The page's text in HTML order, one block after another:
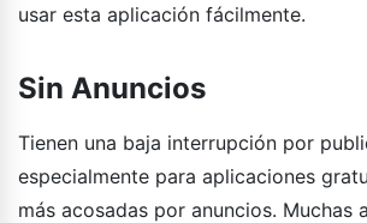
usar esta aplicación fácilmente.
Sin Anuncios
Tienen una baja interrupción por
especialmente para aplicaciones
más acosadas por anuncios. Muchas